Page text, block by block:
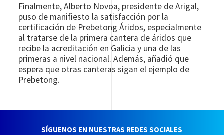
Finalmente, Alberto Novoa, presidente de Arigal,
puso de manifiesto la satisfacción por la
certificación de Prebetong Áridos, especialmente
al tratarse de la primera cantera de áridos que
recibe la acreditación en Galicia y una de las
primeras a nivel nacional. Además, añadió que
espera que otras canteras sigan el ejemplo de
Prebetong.
SÍGUENOS EN NUESTRAS REDES SOCIALES